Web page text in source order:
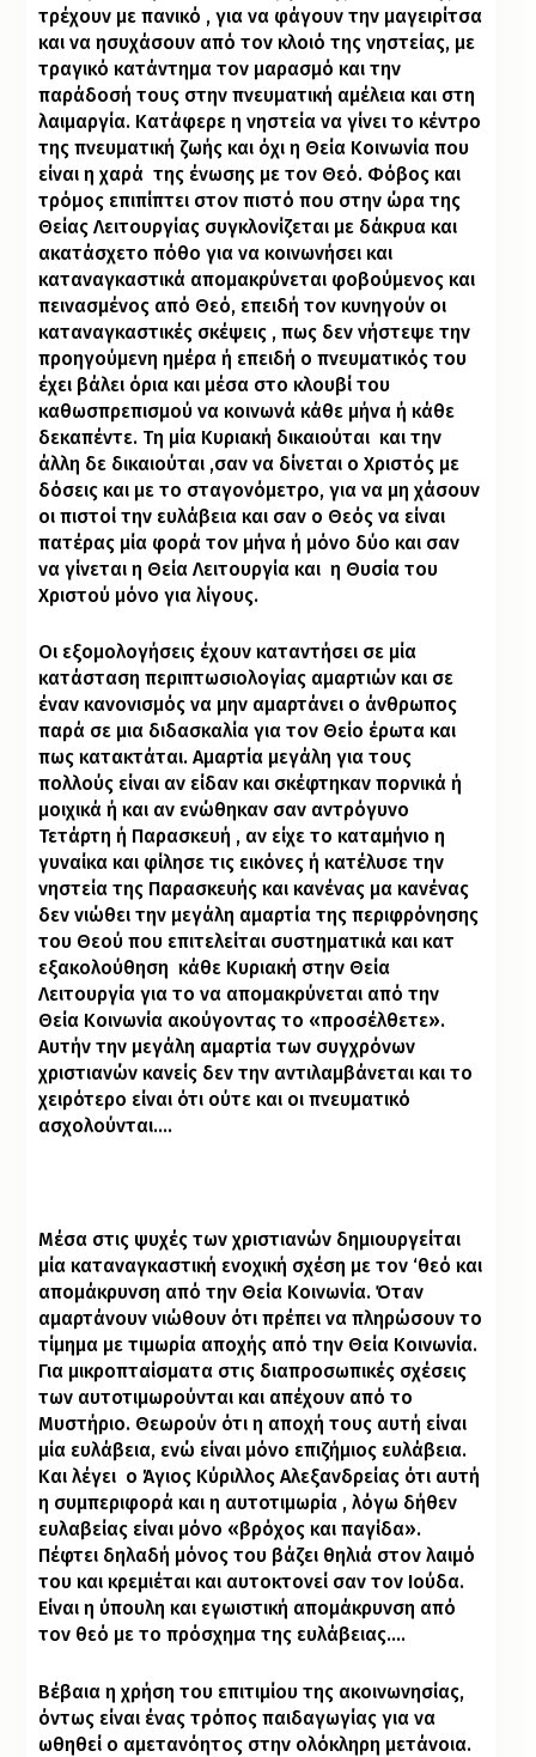
τρέχουν με πανικό , για να φάγουν την μαγειρίτσα
και να ησυχάσουν από τον κλοιό της νηστείας, με
τραγικό κατάντημα τον μαρασμό και την
παράδοσή τους στην πνευματική αμέλεια και στη
λαιμαργία. Κατάφερε η νηστεία να γίνει το κέντρο
της πνευματική ζωής και όχι η Θεία Κοινωνία που
είναι η χαρά της ένωσης με τον Θεό. Φόβος και
τρόμος επιπίπτει στον πιστό που στην ώρα της
Θείας Λειτουργίας συγκλονίζεται με δάκρυα και
ακατάσχετο πόθο για να κοινωνήσει και
καταναγκαστικά απομακρύνεται φοβούμενος και
πεινασμένος από Θεό, επειδή τον κυνηγούν οι
καταναγκαστικές σκέψεις , πως δεν νήστεψε την
προηγούμενη ημέρα ή επειδή ο πνευματικός του
έχει βάλει όρια και μέσα στο κλουβί του
καθωσπρεπισμού να κοινωνά κάθε μήνα ή κάθε
δεκαπέντε. Τη μία Κυριακή δικαιούται και την
άλλη δε δικαιούται ,σαν να δίνεται ο Χριστός με
δόσεις και με το σταγονόμετρο, για να μη χάσουν
οι πιστοί την ευλάβεια και σαν ο Θεός να είναι
πατέρας μία φορά τον μήνα ή μόνο δύο και σαν
να γίνεται η Θεία Λειτουργία και η Θυσία του
Χριστού μόνο για λίγους.
Οι εξομολογήσεις έχουν καταντήσει σε μία
κατάσταση περιπτωσιολογίας αμαρτιών και σε
έναν κανονισμός να μην αμαρτάνει ο άνθρωπος
παρά σε μια διδασκαλία για τον Θείο έρωτα και
πως κατακτάται. Αμαρτία μεγάλη για τους
πολλούς είναι αν είδαν και σκέφτηκαν πορνικά ή
μοιχικά ή και αν ενώθηκαν σαν αντρόγυνο
Τετάρτη ή Παρασκευή , αν είχε το καταμήνιο η
γυναίκα και φίλησε τις εικόνες ή κατέλυσε την
νηστεία της Παρασκευής και κανένας μα κανένας
δεν νιώθει την μεγάλη αμαρτία της περιφρόνησης
του Θεού που επιτελείται συστηματικά και κατ
εξακολούθηση κάθε Κυριακή στην Θεία
Λειτουργία για το να απομακρύνεται από την
Θεία Κοινωνία ακούγοντας το «προσέλθετε».
Αυτήν την μεγάλη αμαρτία των συγχρόνων
χριστιανών κανείς δεν την αντιλαμβάνεται και το
χειρότερο είναι ότι ούτε και οι πνευματικό
ασχολούνται….
Μέσα στις ψυχές των χριστιανών δημιουργείται
μία καταναγκαστική ενοχική σχέση με τον ‘θεό και
απομάκρυνση από την Θεία Κοινωνία. Όταν
αμαρτάνουν νιώθουν ότι πρέπει να πληρώσουν το
τίμημα με τιμωρία αποχής από την Θεία Κοινωνία.
Για μικροπταίσματα στις διαπροσωπικές σχέσεις
των αυτοτιμωρούνται και απέχουν από το
Μυστήριο. Θεωρούν ότι η αποχή τους αυτή είναι
μία ευλάβεια, ενώ είναι μόνο επιζήμιος ευλάβεια.
Και λέγει ο Άγιος Κύριλλος Αλεξανδρείας ότι αυτή
η συμπεριφορά και η αυτοτιμωρία , λόγω δήθεν
ευλαβείας είναι μόνο «βρόχος και παγίδα».
Πέφτει δηλαδή μόνος του βάζει θηλιά στον λαιμό
του και κρεμιέται και αυτοκτονεί σαν τον Ιούδα.
Είναι η ύπουλη και εγωιστική απομάκρυνση από
τον θεό με το πρόσχημα της ευλάβειας….
Βέβαια η χρήση του επιτιμίου της ακοινωνησίας,
όντως είναι ένας τρόπος παιδαγωγίας για να
ωθηθεί ο αμετανόητος στην ολόκληρη μετάνοια.